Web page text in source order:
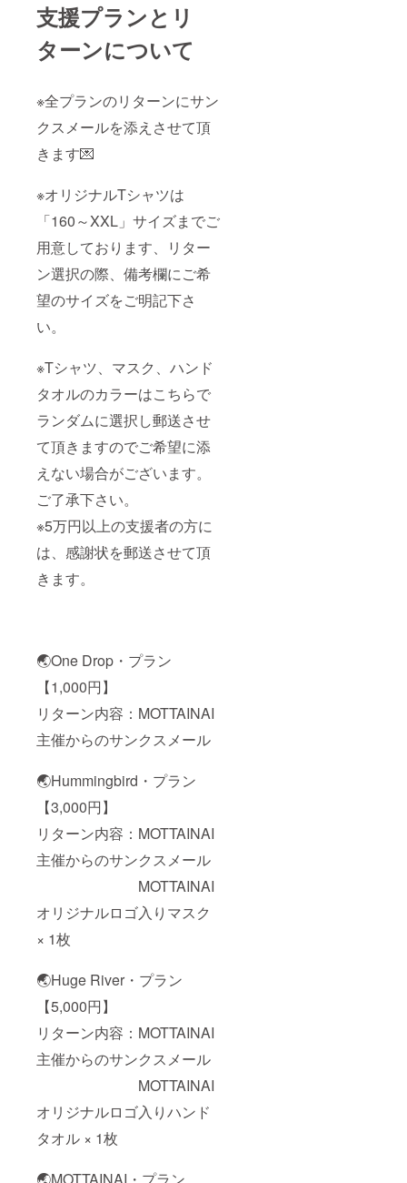
支援プランとリ
ターンについて
※全プランのリターンにサン
クスメールを添えさせて頂
きます💌
※オリジナルTシャツは
「160～XXL」サイズまでご
用意しております、リター
ン選択の際、備考欄にご希
望のサイズをご明記下さ
い。
※Tシャツ、マスク、ハンド
タオルのカラーはこちらで
ランダムに選択し郵送させ
て頂きますのでご希望に添
えない場合がございます。
ご了承下さい。
※5万円以上の支援者の方に
は、感謝状を郵送させて頂
きます。
🌏One Drop・プラン
【1,000円】
リターン内容：MOTTAINAI
主催からのサンクスメール
🌏Hummingbird・プラン
【3,000円】
リターン内容：MOTTAINAI
主催からのサンクスメール
MOTTAINAI
オリジナルロゴ入りマスク
× 1枚
🌏Huge River・プラン
【5,000円】
リターン内容：MOTTAINAI
主催からのサンクスメール
MOTTAINAI
オリジナルロゴ入りハンド
タオル × 1枚